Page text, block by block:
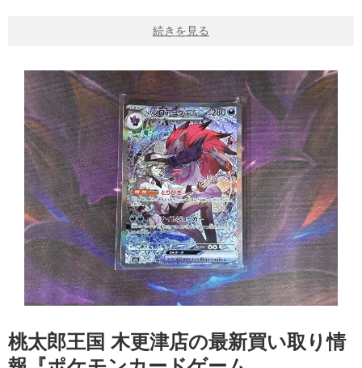
続きを見る
桃太郎王国 木更津店の最新買い取り情